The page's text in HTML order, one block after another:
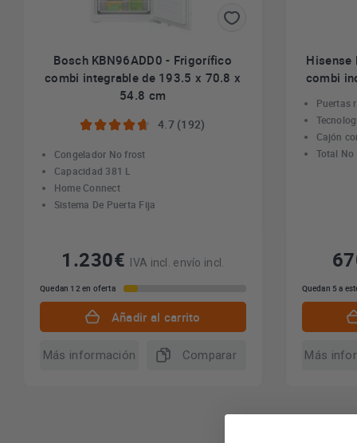
Bosch KBN96ADD0 - Frigorífico
combi integrable de 193.5 x 70.8 x
54.8 cm
4.7 (192)
Congelador No frost
Capacidad 381 L
Home Connect
Sistema De Puerta Fija
1.230€ IVA incl. envío incl.
Quedan 12 en oferta
Añadir al carrito
Más información Comparar
Hisense
combi
Puertas
Cajón
Total No
Quedan 5 a
Más